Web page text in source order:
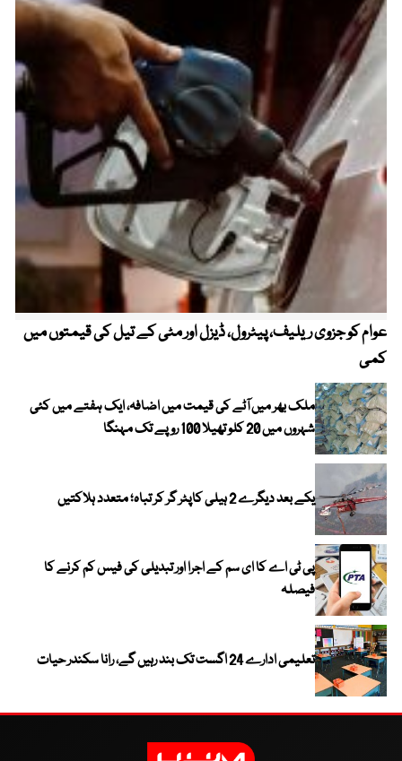
عوام کو جزوی ریلیف، پیٹرول، ڈیزل اور مٹی کے تیل کی قیمتوں میں
کمی
ملک بھر میں آٹے کی قیمت میں اضافہ، ایک ہفتے میں کئی
شہروں میں 20 کلو تھیلا 100 روپے تک مہنگا
یکے بعد دیگرے 2 ہیلی کاپٹر گر کر تباہ؛ متعدد ہلاکتیں
پی ٹی اے کا ای سم کے اجرا اور تبدیلی کی فیس کم کرنے کا
فیصلہ
تعلیمی ادارے 24 اگست تک بند رہیں گے، رانا سکندر حیات